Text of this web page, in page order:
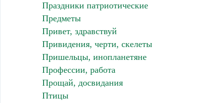
Праздники патриотические
Предметы
Привет, здравствуй
Привидения, черти, скелеты
Пришельцы, инопланетяне
Профессии, работа
Прощай, досвидания
Птицы